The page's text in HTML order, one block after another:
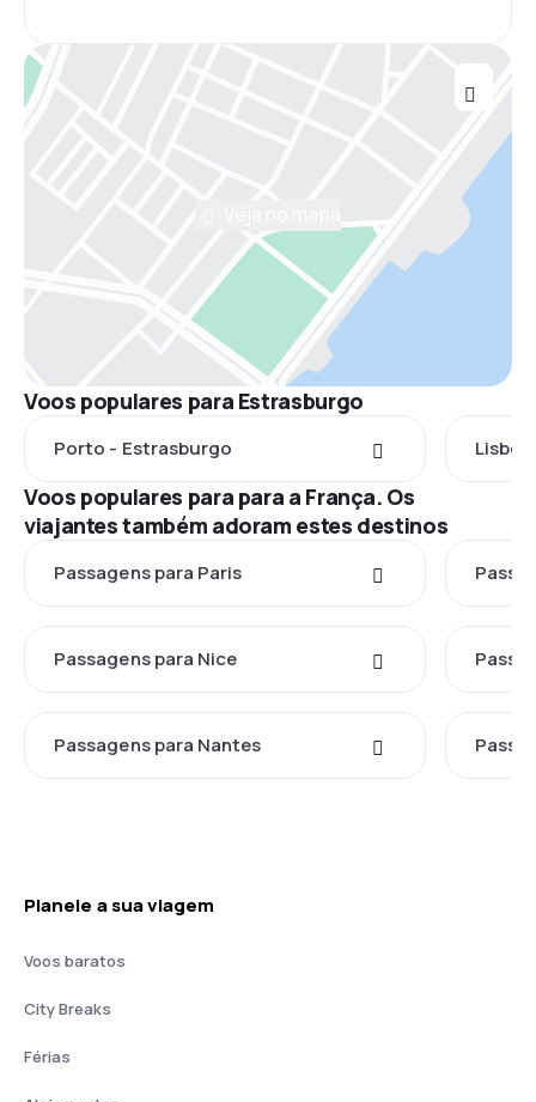
Voos populares para Estrasburgo
Porto - Estrasburgo
Voos populares para para a França. Os
viajantes também adoram estes destinos
Passagens para Paris
Passagens para Nice
Passagens para Nantes
Planeie a sua viagem
Voos baratos
City Breaks
Férias